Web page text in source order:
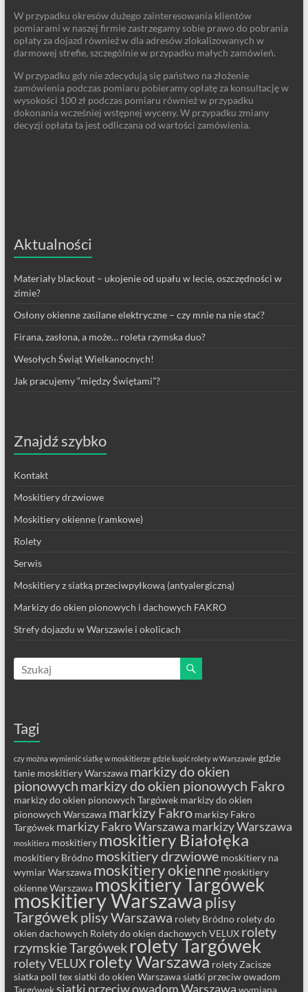
W przypadku okresów dużego zainteresowania klientów
pomiarami w naszej firmie zastrzegamy sobie prawo do pobrania
opłaty za dojazd również w dla adresów zlokalizowanych w
darmowej strefie, szczególnie w przypadku małych zamówień.
W przypadku gdy nie zdecydują się państwo na złożenie
zamówienia podczas pomiaru pobieramy opłatę za konsultację w
wysokości 100 zł podczas pomiaru również w przypadku
dokonania wcześniej wstępnej wyceny. W przypadku zmiany
decyzji opłata ta jest odliczana od wartości zamówienia.
Aktualności
Materiały blackout – ukojenie od upału w lecie, oszczędności w
zimie?
Osłony okienne zasilane elektryczne – czy mnie na nie stać?
Firana, zasłona, a może… roleta rzymska duo?
Wesołych Świąt Wielkanocnych!
Jak pracujemy “między Świętami”?
Znajdź szybko
Kontakt
Moskitiery drzwiowe
Moskitiery okienne (ramkowe)
Rolety
Serwis
Moskitiery z siatką przeciwpyłkową (antyalergiczną)
Markizy do okien pionowych i dachowych FAKRO
Strefy dojazdu w Warszawie i okolicach
Tagi
czy można wymienić siatkę w moskitierze gdzie kupić rolety w Warszawie gdzie
tanie moskitiery Warszawa markizy do okien
pionowych markizy do okien pionowych Fakro
markizy do okien pionowych Targówek markizy do okien
pionowych Warszawa markizy Fakro markizy Fakro
Targówek markizy Fakro Warszawa markizy Warszawa
moskitiera moskitiery moskitiery Białołęka
moskitiery Bródno moskitiery drzwiowe moskitiery na
wymiar Warszawa moskitiery okienne moskitiery
okienne Warszawa moskitiery Targówek
moskitiery Warszawa plisy
Targówek plisy Warszawa rolety Bródno rolety do
okien dachowych Rolety do okien dachowych VELUX rolety
rzymskie Targówek rolety Targówek
rolety VELUX rolety Warszawa rolety Zacisze
siatka poll texsiatki do okien Warszawasiatki przeciw owadom
siatki przeciw owadom Warszawa